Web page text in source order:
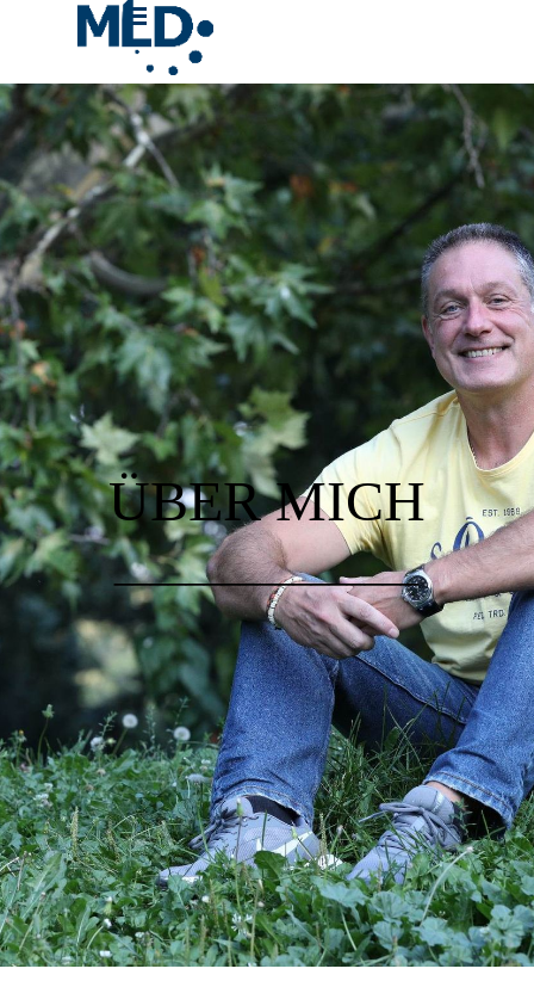
Vaya al ContenidoSaltar menú
ÜBER MICH
_________________